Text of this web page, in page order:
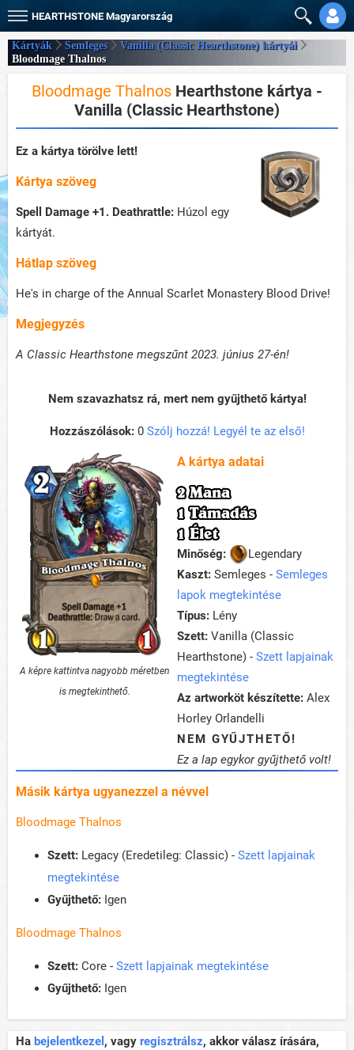
HEARTHSTONE Magyarország
Kártyák Semleges
Vanilla (Classic Hearthstone) kártyái
Bloodmage Thalnos
Bloodmage Thalnos Hearthstone kártya -
Vanilla (Classic Hearthstone)
Ez a kártya törölve lett!
Kártya szöveg
Spell Damage +1. Deathrattle: Húzol egy
kártyát.
Hátlap szöveg
He's in charge of the Annual Scarlet Monastery Blood Drive!
Megjegyzés
A Classic Hearthstone megszűnt 2023. június 27-én!
Nem szavazhatsz rá, mert nem gyűjthető kártya!
Hozzászólások:0 Szólj hozzá! Legyél te az első!
A képre kattintva nagyobb méretben
is megtekinthető.
A kártya adatai
2 Mana
1 Támadás
1 Élet
Minőség:
Legendary
Kaszt: Semleges - Semleges
lapok megtekintése
Típus: Lény
Szett: Vanilla (Classic
Hearthstone) - Szett lapjainak
megtekintése
Az artworköt készítette: Alex
Horley Orlandelli
NEM GYŰJTHETŐ!
Ez a lap egykor gyűjthető volt!
Másik kártya ugyanezzel a névvel
Bloodmage Thalnos
Szett: Legacy (Eredetileg: Classic) - Szett lapjainak
megtekintése
Gyűjthető: Igen
Bloodmage Thalnos
Szett: Core - Szett lapjainak megtekintése
Gyűjthető: Igen
Ha bejelentkezel , vagy regisztrálsz, akkor válasz írására,